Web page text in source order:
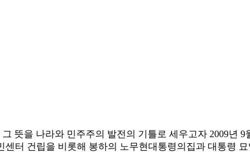
뜻을 나라와 민주주의 발전의 기틀로 세우고자 2009년
터 건립을 비롯해 봉하의 노무현대통령의집과 대통령